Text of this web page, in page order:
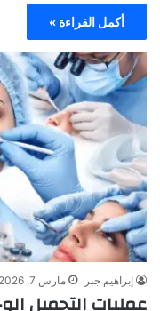
أكمل القراءة »
إبراهيم جبر مارس 7, 2026
عمليات التجميل